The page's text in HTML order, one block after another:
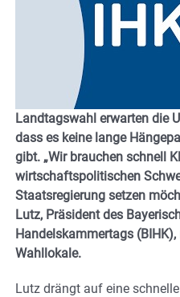
Landtagswahl erwarten die
dass es keine lange
gibt. „Wir brauchen schnell
wirtschaftspolitischen
Staatsregierung setzen
Lutz, Präsident des
Handelskammertags
Wahllokale.
Lutz drängt auf eine